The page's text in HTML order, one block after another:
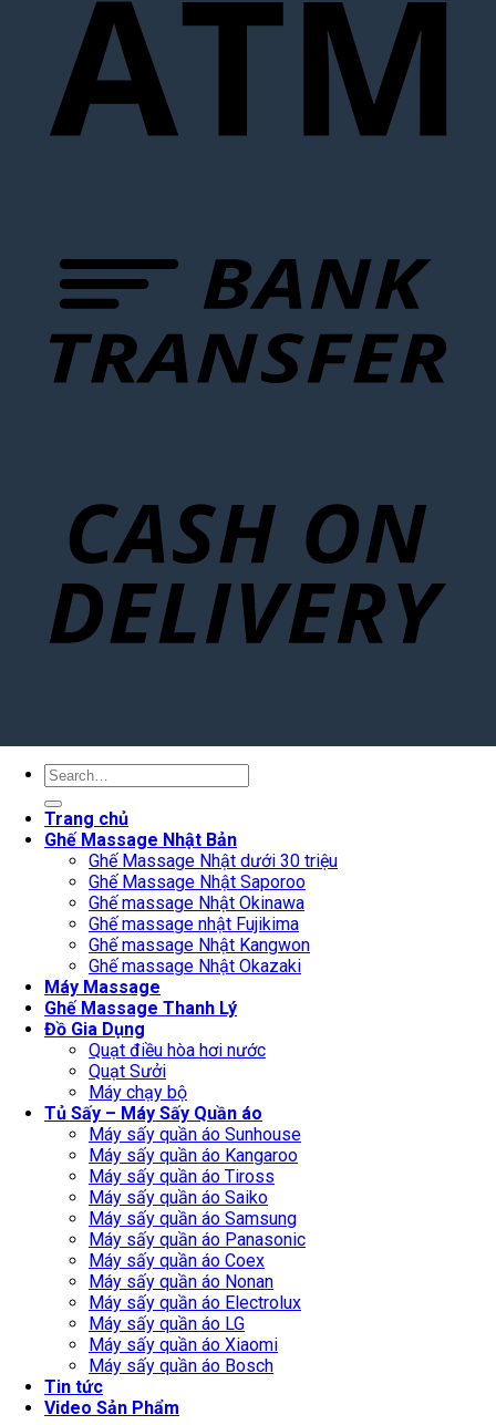
Search
Trang chủ
Ghế Massage Nhật Bản
Ghế Massage Nhật dưới 30 triệu
Ghế Massage Nhật Saporoo
Ghế massage Nhật Okinawa
Ghế massage nhật Fujikima
Ghế massage Nhật Kangwon
Ghế massage Nhật Okazaki
Máy Massage
Ghế Massage Thanh Lý
Đồ Gia Dụng
Quạt điều hòa hơi nước
Quạt Sưởi
Máy chạy bộ
Tủ Sấy – Máy Sấy Quần áo
Máy sấy quần áo Sunhouse
Máy sấy quần áo Kangaroo
Máy sấy quần áo Tiross
Máy sấy quần áo Saiko
Máy sấy quần áo Samsung
Máy sấy quần áo Panasonic
Máy sấy quần áo Coex
Máy sấy quần áo Nonan
Máy sấy quần áo Electrolux
Máy sấy quần áo LG
Máy sấy quần áo Xiaomi
Máy sấy quần áo Bosch
Tin tức
Video Sản Phẩm